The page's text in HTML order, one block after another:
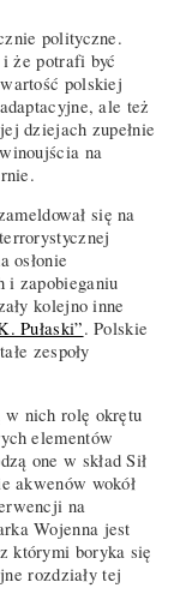
polityczne.
i że potrafi być
polskiej
ale też
dziejach zupełnie
na
się na
osłonie
i zapobieganiu
kolejno inne
Pułaski”. Polskie
zespoły
w nich rolę okrętu
elementów
one w skład Sił
akwenów wokół
na
Wojenna jest
którymi boryka się
rozdziały tej